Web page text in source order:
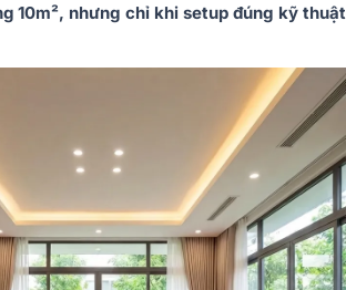
10m², nhưng chỉ khi setup đúng kỹ thuật